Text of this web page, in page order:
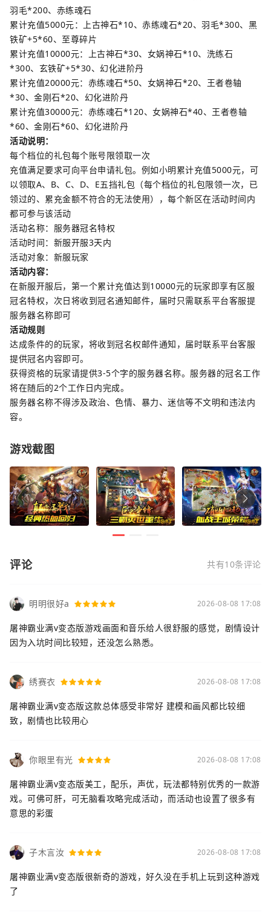
羽毛*200、赤练魂石
累计充值5000元：上古神石*10、赤练魂石*20、羽毛*300、黑
铁矿+5*60、至尊碎片
累计充值10000元：上古神石*30、女娲神石*10、洗练石
*300、玄铁矿+5*30、幻化进阶丹
累计充值20000元：赤练魂石*50、女娲神石*20、王者卷轴
*30、金刚石*20、幻化进阶丹
累计充值30000元：赤练魂石*120、女娲神石*40、王者卷轴
*60、金刚石*60、幻化进阶丹
活动说明：
每个档位的礼包每个账号限领取一次
充值满足要求可向平台申请礼包。例如小明累计充值5000元，可
以领取A、B、C、D、E五挡礼包（每个档位的礼包限领一次，已
领过的、累充金额不符合的无法使用），每个新区在活动时间内
都可参与该活动
活动名称：服务器冠名特权
活动时间：新服开服3天内
活动对象：新服玩家
活动内容：
在新服开服后，第一个累计充值达到10000元的玩家即享有区服
冠名特权，次日将收到冠名通知邮件，届时只需联系平台客服提
服务器名称即可
活动规则
达成条件的的玩家，将收到冠名权邮件通知，届时联系平台客服
提供冠名内容即可。
获得资格的玩家请提供3-5个字的服务器名称。服务器的冠名工作
将在随后的2个工作日内完成。
服务器名称不得涉及政治、色情、暴力、迷信等不文明和违法内
容。
游戏截图
评论 共有10条评论
明明很好a 2026-08-08 17:08
屠神霸业满v变态版游戏画面和音乐给人很舒服的感觉，剧情设计
因为入坑时间比较短，还没怎么熟悉。
绣赛衣 2026-08-08 17:08
屠神霸业满v变态版这款总体感受非常好 建模和画风都比较细
致，剧情也比较用心
你眼里有光 2026-08-08 17:08
屠神霸业满v变态版美工，配乐，声优，玩法都特别优秀的一款游
戏。可佛可肝，可无脑看攻略完成活动，而活动也设置了很多有
意思的彩蛋
子木言汝 2026-08-08 17:08
屠神霸业满v变态版很新奇的游戏，好久没在手机上玩到这种游戏
了